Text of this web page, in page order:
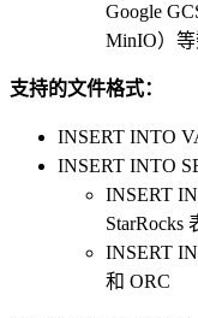
Google
MinIO）等
支持的文件格式：
INSERT INTO
INSERT INTO
INSERT
StarRocks
INSERT
和 ORC